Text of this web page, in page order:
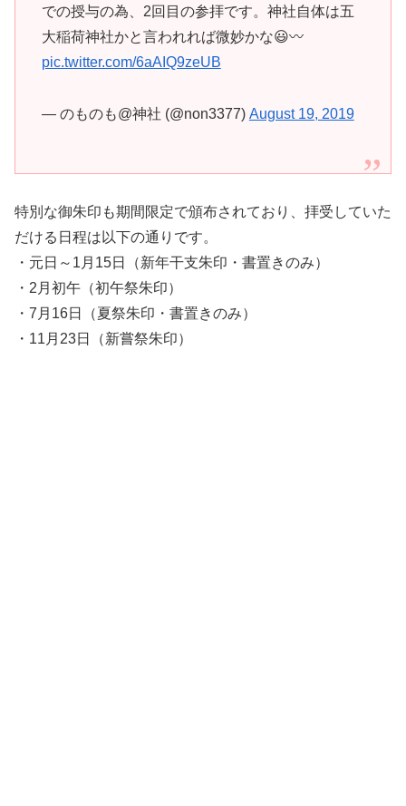
での授与の為、2回目の参拝です。神社自体は五
大稲荷神社かと言われれば微妙かな😃〰
pic.twitter.com/6aAIQ9zeUB
— のものも@神社 (@non3377) August 19, 2019
特別な御朱印も期間限定で頒布されており、拝受していた
だける日程は以下の通りです。
・元日～1月15日（新年干支朱印・書置きのみ）
・2月初午（初午祭朱印）
・7月16日（夏祭朱印・書置きのみ）
・11月23日（新嘗祭朱印）